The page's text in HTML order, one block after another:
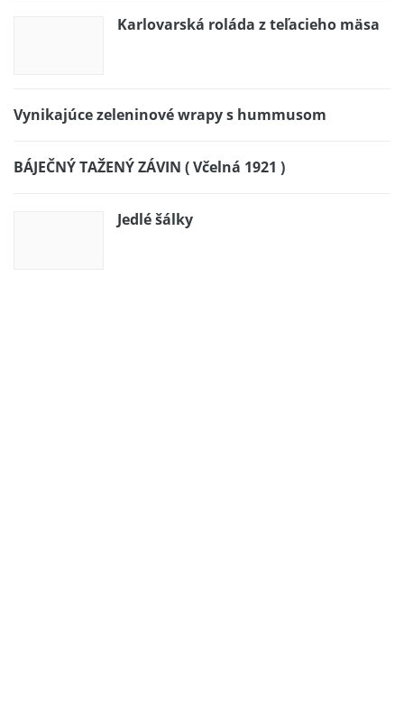
Karlovarská roláda z teľacieho mäsa
Vynikajúce zeleninové wrapy s hummusom
BÁJEČNÝ TAŽENÝ ZÁVIN ( Včelná 1921 )
Jedlé šálky